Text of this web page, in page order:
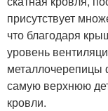
присутствует
что благодаря
уровень
металлочерепицы
самую верхнюю
кровли.